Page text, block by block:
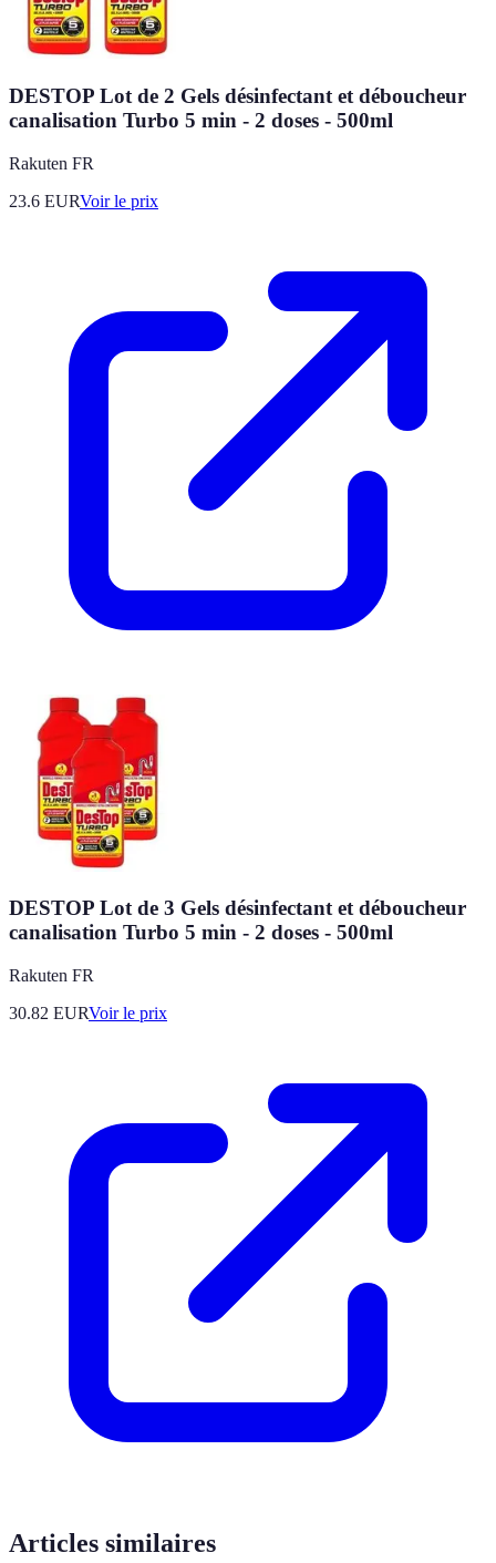
DESTOP Lot de 2 Gels désinfectant et déboucheur
canalisation Turbo 5 min - 2 doses - 500ml
Rakuten FR
23.6 EURVoir le prix
DESTOP Lot de 3 Gels désinfectant et déboucheur
canalisation Turbo 5 min - 2 doses - 500ml
Rakuten FR
30.82 EURVoir le prix
Articles similaires